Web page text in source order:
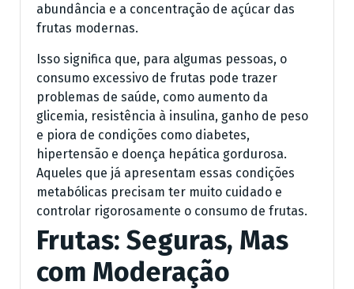
abundância e a concentração de açúcar das
frutas modernas.
Isso significa que, para algumas pessoas, o
consumo excessivo de frutas pode trazer
problemas de saúde, como aumento da
glicemia, resistência à insulina, ganho de peso
e piora de condições como diabetes,
hipertensão e doença hepática gordurosa.
Aqueles que já apresentam essas condições
metabólicas precisam ter muito cuidado e
controlar rigorosamente o consumo de frutas.
Frutas: Seguras, Mas
com Moderação